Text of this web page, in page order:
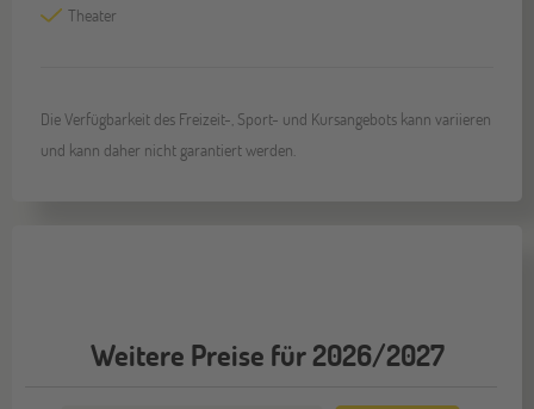
Theater
Die Verfügbarkeit des Freizeit-, Sport- und Kursangebots kann variieren
und kann daher nicht garantiert werden.
Weitere Preise für 2026/2027